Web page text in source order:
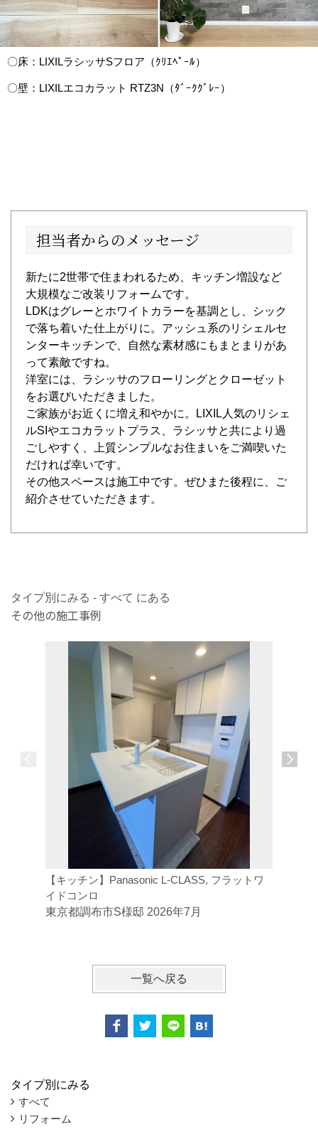
〇床：LIXILラシッサSフロア（ｸﾘｴﾍﾟｰﾙ）
〇壁：LIXILエコカラット RTZ3N（ﾀﾞｰｸｸﾞﾚｰ）
担当者からのメッセージ
新たに2世帯で住まわれるため、キッチン増設など
大規模なご改装リフォームです。
LDKはグレーとホワイトカラーを基調とし、シック
で落ち着いた仕上がりに。アッシュ系のリシェルセ
ンターキッチンで、自然な素材感にもまとまりがあ
って素敵ですね。
洋室には、ラシッサのフローリングとクローゼット
をお選びいただきました。
ご家族がお近くに増え和やかに。LIXIL人気のリシェ
ルSIやエコカラットプラス、ラシッサと共により過
ごしやすく、上質シンプルなお住まいをご満喫いた
だければ幸いです。
その他スペースは施工中です。ぜひまた後程に、ご
紹介させていただきます。
タイプ別にみる - すべて にある
その他の施工事例
【キッチン】Panasonic L-CLASS, フラットワ
イドコンロ
東京都調布市S様邸 2026年7月
一覧へ戻る
タイプ別にみる
すべて
リフォーム